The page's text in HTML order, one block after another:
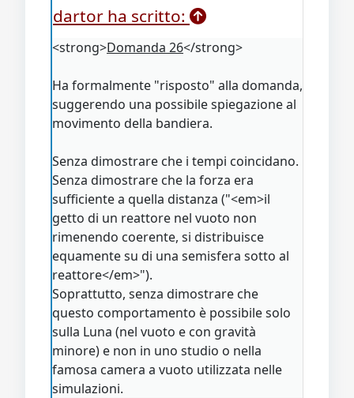
dartor ha scritto:
<strong>Domanda 26</strong>
Ha formalmente "risposto" alla domanda,
suggerendo una possibile spiegazione al
movimento della bandiera.
Senza dimostrare che i tempi coincidano.
Senza dimostrare che la forza era
sufficiente a quella distanza ("<em>il
getto di un reattore nel vuoto non
rimenendo coerente, si distribuisce
equamente su di una semisfera sotto al
reattore</em>").
Soprattutto, senza dimostrare che
questo comportamento è possibile solo
sulla Luna (nel vuoto e con gravità
minore) e non in uno studio o nella
famosa camera a vuoto utilizzata nelle
simulazioni.